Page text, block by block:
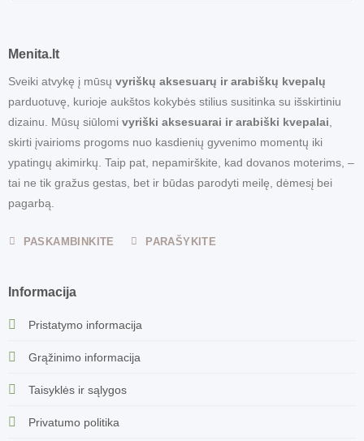
Menita.lt
Sveiki atvykę į mūsų vyriškų aksesuarų ir arabiškų kvepalų
parduotuvę, kurioje aukštos kokybės stilius susitinka su išskirtiniu
dizainu. Mūsų siūlomi vyriški aksesuarai ir arabiški kvepalai
skirti įvairioms progoms nuo kasdienių gyvenimo momentų iki
ypatingų akimirkų. Taip pat, nepamirškite, kad dovanos moterims, –
tai ne tik gražus gestas, bet ir būdas parodyti meilę, dėmesį bei
pagarbą.
PASKAMBINKITE PARAŠYKITE
Informacija
Pristatymo informacija
Grąžinimo informacija
Taisyklės ir sąlygos
Privatumo politika